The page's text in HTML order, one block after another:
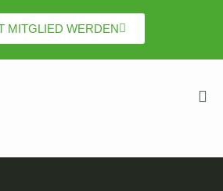
MITGLIED WERDEN